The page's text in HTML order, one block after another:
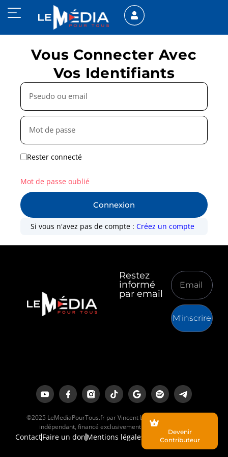
Vous Connecter Avec
Vos Identifiants
Rester connecté
Connexion
Mot de passe oublié
Si vous n'avez pas de compte :Créez un compte
Restez
informé
par email
M'inscrire
©2025 LeMediaPourTous.fr par Vincent Lapierre est un média
indépendant, financé exclusivement par ses lecteurs.
ContactFaire un don Mentions légales
Devenir
Contributeur